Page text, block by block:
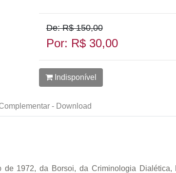
De: R$ 150,00
Por: R$ 30,00
Indisponível
- Download
1972, da Borsoi, da Criminologia